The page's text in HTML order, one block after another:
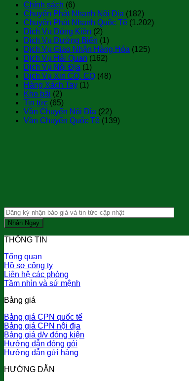
Chính sách (6)
Chuyển Phát Nhanh Nội Địa (182)
Chuyển Phát Nhanh Quốc Tế (1.202)
Dịch Vụ Đóng Kiện (2)
Dịch Vụ Đường Biển (1)
Dịch Vụ Giao Nhận Hàng Hóa (125)
Dịch Vụ Hải Quan (162)
Dịch Vụ Nội Địa (1)
Dịch Vụ Xin CO, CQ (48)
Hàng Xách Tay (1)
Kho bãi (2)
Tin tức (65)
Vận Chuyển Nội Địa (22)
Vận Chuyển Quốc Tế (139)
THÔNG TIN
Tổng quan
Hồ sơ công ty
Liên hệ các phòng
Tầm nhìn và sứ mệnh
Bảng giá
Bảng giá CPN quốc tế
Bảng giá CPN nội địa
Bảng giá d/v đóng kiện
Hướng dẫn đóng gói
Hướng dẫn gửi hàng
HƯỚNG DẪN